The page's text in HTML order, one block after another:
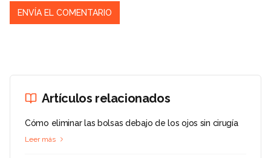
Artículos relacionados
Cómo eliminar las bolsas debajo de los ojos sin cirugía
Leer más